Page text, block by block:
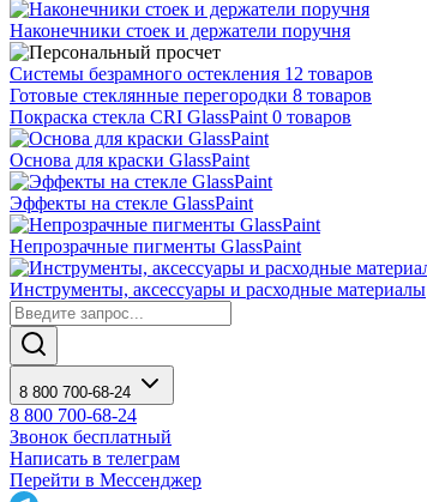
Наконечники стоек и держатели поручня
Системы безрамного остекления 12 товаров
Готовые стеклянные перегородки 8 товаров
Покраска стекла CRI GlassPaint 0 товаров
Основа для краски GlassPaint
Эффекты на стекле GlassPaint
Непрозрачные пигменты GlassPaint
Инструменты, аксессуары и расходные материалы
8 800 700-68-24
8 800 700-68-24
Звонок бесплатный
Написать в телеграм
Перейти в Мессенджер